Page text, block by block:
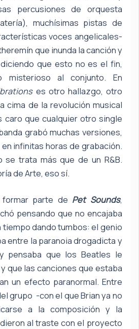
percusiones de orquesta
muchísimas pistas de
voces angelicales-
que inunda la canción y
que esto no es el fin,
misterioso al conjunto. En
es otro hallazgo, otro
cima de la revolución musical
caro que cualquier otro single
grabó muchas versiones,
infinitas horas de grabación.
se trata más que de un R&B.
de Arte, eso sí.
parte de Pet Sounds,
pensando que no encajaba
tiempo dando tumbos: el genio
entre la paranoia drogadicta y
pensaba que los Beatles le
que las canciones que estaba
un efecto paranormal. Entre
grupo -con el que Brian ya no
a la composición y la
al traste con el proyecto